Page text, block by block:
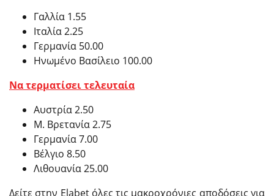
Γαλλία 1.55
Ιταλία 2.25
Γερμανία 50.00
Ηνωμένο Βασίλειο 100.00
Να τερματίσει τελευταία
Αυστρία 2.50
Μ. Βρετανία 2.75
Γερμανία 7.00
Βέλγιο 8.50
Λιθουανία 25.00
Δείτε στην Elabet όλες τις μακροχρόνιες αποδόσεις για